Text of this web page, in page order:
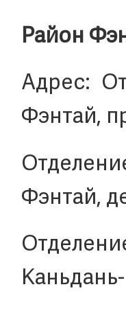
Район
Адрес:
Фэнтай,
Фэнтай,